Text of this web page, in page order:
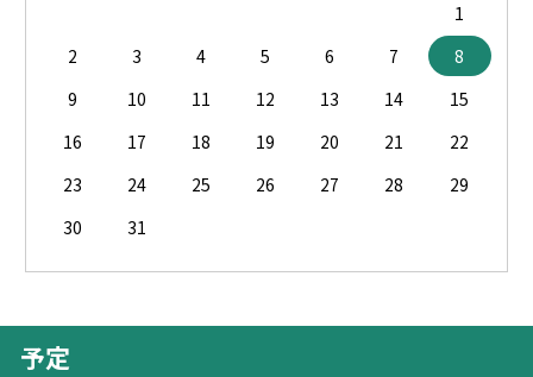
1
2
3 4 5 6 7
8
9
10 11 12 13 14
15
16
17 18 19 20 21
22
23
24 25 26 27 28
29
30
31
予定